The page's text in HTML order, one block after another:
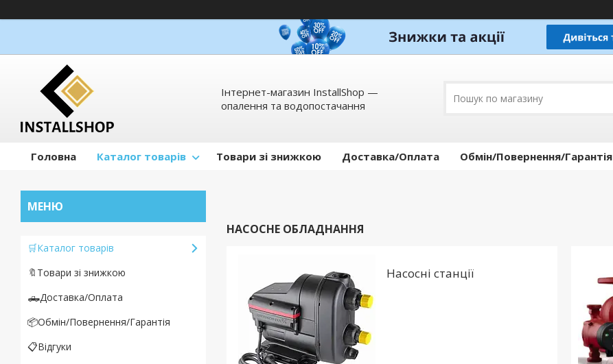
Інтернет-магазин InstallShop —
опалення та водопостачання
Головна Каталог товарів Товари зі знижкою Доставка/Оплата Обмін/Повернення/Гарантія
НАСОСНЕ ОБЛАДНАННЯ
Насосні станції
🛒Каталог товарів
🔖Товари зі знижкою
🛻Доставка/Оплата
📦Обмін/Повернення/Гарантія
📋Відгуки